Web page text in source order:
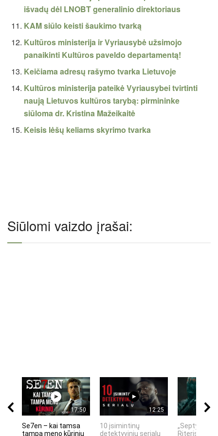
išvadų dėl LNOBT generalinio direktoriaus
KAM siūlo keisti šaukimo tvarką
Kultūros ministerija ir Vyriausybė užsimojo
panaikinti Kultūros paveldo departamentą!
Keičiama adresų rašymo tvarka Lietuvoje
Kultūros ministerija pateikė Vyriausybei tvirtinti
naują Lietuvos kultūros tarybą: pirmininke
siūloma dr. Kristina Mažeikaitė
Keisis lėšų keliams skyrimo tvarka
Siūlomi vaizdo įrašai:
17:50
Se7en – kai tamsa
tampa meno kūriniu
12:25
10 įsimintinų
detektyvinių serialų
„Septynių
Riteris" – kai